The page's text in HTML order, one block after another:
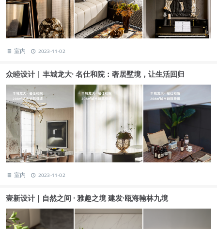
室内 2023-11-02
众睦设计 | 丰城龙大· 名仕和院：奢居墅境，让生活回归
室内 2023-11-02
壹新设计｜自然之间 · 雅趣之境 建发·瓯海翰林九境